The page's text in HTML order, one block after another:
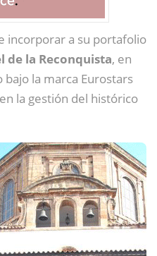
incorporar a su portafolio
de la Reconquista, en
la marca Eurostars
en la gestión del histórico